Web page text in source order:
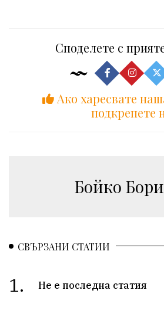
Споделете с
Ако харесвате
подкрепете
Бойко
СВЪРЗАНИ СТАТИИ
1. Не е последна статия